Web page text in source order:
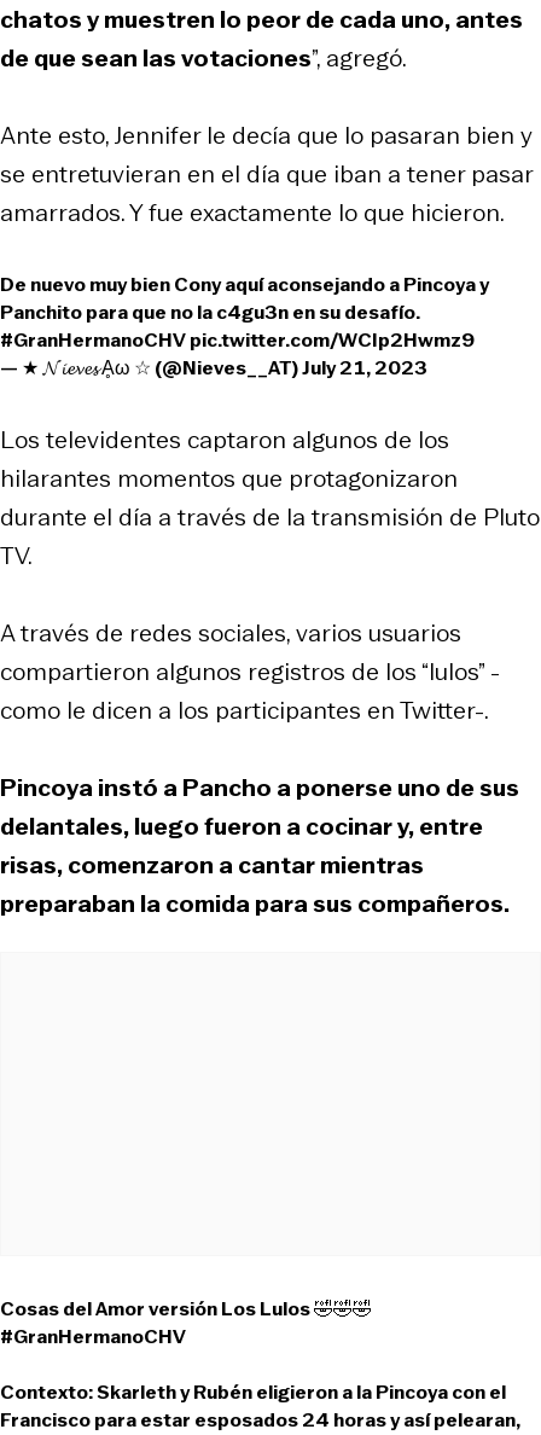
chatos y muestren lo peor de cada uno, antes
de que sean las votaciones”, agregó.
Ante esto, Jennifer le decía que lo pasaran bien y
se entretuvieran en el día que iban a tener pasar
amarrados. Y fue exactamente lo que hicieron.
De nuevo muy bien Cony aquí aconsejando a Pincoya y
Panchito para que no la c4gu3n en su desafío.
#GranHermanoCHVpic.twitter.com/WCIp2Hwmz9
— ★ 𝓝𝓲𝓮𝓿𝓮𝓼 Ḁω ☆ (@Nieves__AT)July 21, 2023
Los televidentes captaron algunos de los
hilarantes momentos que protagonizaron
durante el día a través de la transmisión de Pluto
TV.
A través de redes sociales, varios usuarios
compartieron algunos registros de los “lulos” -
como le dicen a los participantes en Twitter-.
Pincoya instó a Pancho a ponerse uno de sus
delantales, luego fueron a cocinar y, entre
risas, comenzaron a cantar mientras
preparaban la comida para sus compañeros.
Cosas del Amor versión Los Lulos 🤣🤣🤣
#GranHermanoCHV
Contexto: Skarleth y Rubén eligieron a la Pincoya con el
Francisco para estar esposados 24 horas y así pelearan,